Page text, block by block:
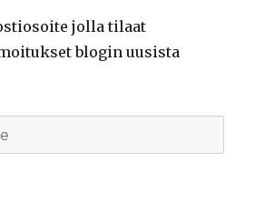
jolla tilaat
blogin uusista